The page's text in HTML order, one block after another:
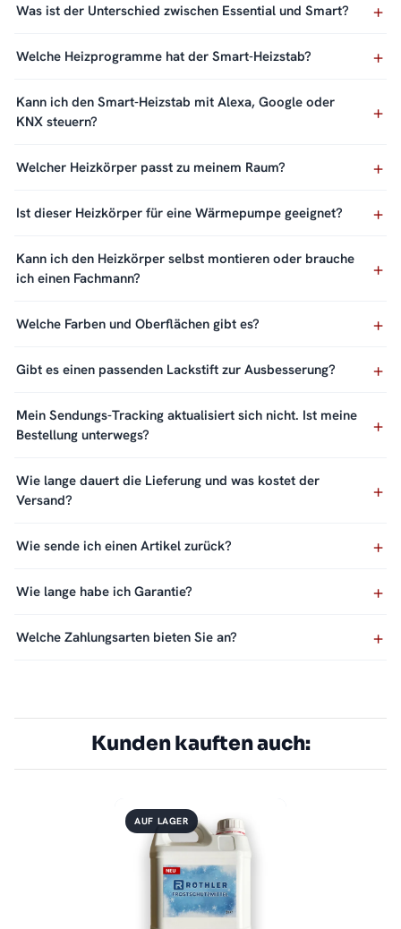
Was ist der Unterschied zwischen Essential und Smart?
Welche Heizprogramme hat der Smart-Heizstab?
Kann ich den Smart-Heizstab mit Alexa, Google oder
KNX steuern?
Welcher Heizkörper passt zu meinem Raum?
Ist dieser Heizkörper für eine Wärmepumpe geeignet?
Kann ich den Heizkörper selbst montieren oder brauche
ich einen Fachmann?
Welche Farben und Oberflächen gibt es?
Gibt es einen passenden Lackstift zur Ausbesserung?
Mein Sendungs-Tracking aktualisiert sich nicht. Ist meine
Bestellung unterwegs?
Wie lange dauert die Lieferung und was kostet der
Versand?
Wie sende ich einen Artikel zurück?
Wie lange habe ich Garantie?
Welche Zahlungsarten bieten Sie an?
Kunden kauften auch:
AUF LAGER